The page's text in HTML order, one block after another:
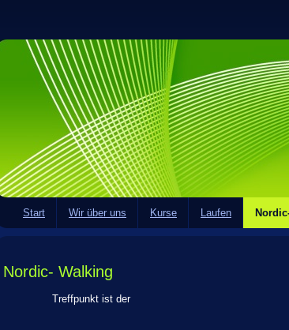
Start Wir über uns Kurse Laufen
Nordic- Walking
Treffpunkt ist der